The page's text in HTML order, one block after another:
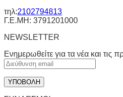
τηλ:2102794813
Γ.Ε.ΜΗ: 3791201000
NEWSLETTER
Ενημερωθείτε για τα νέα και τις